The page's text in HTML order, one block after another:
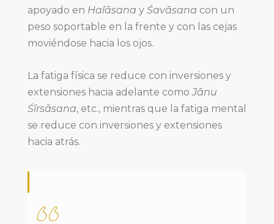
apoyado en Halāsana y Śavāsana con un
peso soportable en la frente y con las cejas
moviéndose hacia los ojos.
La fatiga física se reduce con inversiones y
extensiones hacia adelante comoJānu
Śīrsāsana, etc., mientras que la fatiga mental
se reduce con inversiones y extensiones
hacia atrás.